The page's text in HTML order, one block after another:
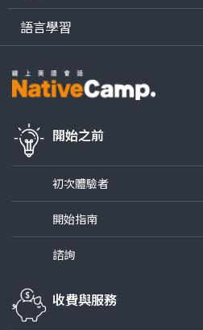
語言學習
開始之前
初次體驗者
開始指南
諮詢
收費與服務